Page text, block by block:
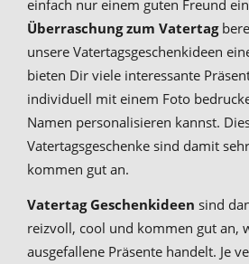
einfach nur einem guten Freund
Überraschung zum Vatertag
unsere Vatertagsgeschenkideen
bieten Dir viele interessante
individuell mit einem Foto
Namen personalisieren kannst.
Vatertagsgeschenke sind damit
kommen gut an.
Vatertag Geschenkideen sind
reizvoll, cool und kommen gut an,
ausgefallene Präsente handelt. Je